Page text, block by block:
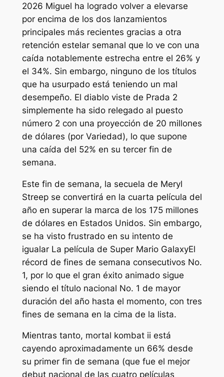
2026 Miguel ha logrado volver a elevarse
por encima de los dos lanzamientos
principales más recientes gracias a otra
retención estelar semanal que lo ve con una
caída notablemente estrecha entre el 26% y
el 34%. Sin embargo, ninguno de los títulos
que ha usurpado está teniendo un mal
desempeño. El diablo viste de Prada 2
simplemente ha sido relegado al puesto
número 2 con una proyección de 20 millones
de dólares (por Variedad), lo que supone
una caída del 52% en su tercer fin de
semana.
Este fin de semana, la secuela de Meryl
Streep se convertirá en la cuarta película del
año en superar la marca de los 175 millones
de dólares en Estados Unidos. Sin embargo,
se ha visto frustrado en su intento de
igualar La película de Super Mario GalaxyEl
récord de fines de semana consecutivos No.
1, por lo que el gran éxito animado sigue
siendo el título nacional No. 1 de mayor
duración del año hasta el momento, con tres
fines de semana en la cima de la lista.
Mientras tanto, mortal kombat ii está
cayendo aproximadamente un 66% desde
su primer fin de semana (que fue el mejor
debut nacional de las cuatro películas